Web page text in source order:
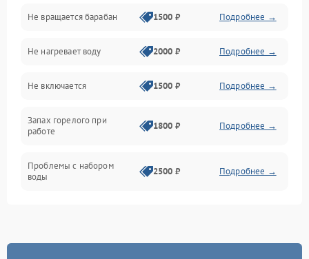
Слив
Программное обеспечение
Не вращается барабан 1500 ₽ Подробнее →
Не нагревает воду 2000 ₽ Подробнее →
Не включается 1500 ₽ Подробнее →
Запах горелого при
работе
1800 ₽ Подробнее →
Проблемы с набором
воды
2500 ₽ Подробнее →
Замена платы управления 2200 ₽ Подробнее →